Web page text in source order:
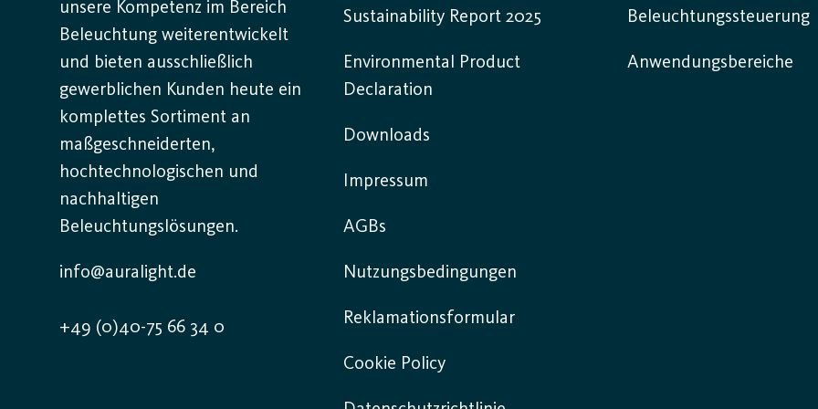
unsere Kompetenz im Bereich
Beleuchtung weiterentwickelt
und bieten ausschließlich
gewerblichen Kunden heute ein
komplettes Sortiment an
maßgeschneiderten,
hochtechnologischen und
nachhaltigen
Beleuchtungslösungen.
info@auralight.de
+49 (0)40-75 66 34 0
Sustainability Report 2025
Environmental Product
Declaration
Downloads
Impressum
AGBs
Nutzungsbedingungen
Reklamationsformular
Cookie Policy
Beleuchtungssteuerung
Anwendungsbereiche